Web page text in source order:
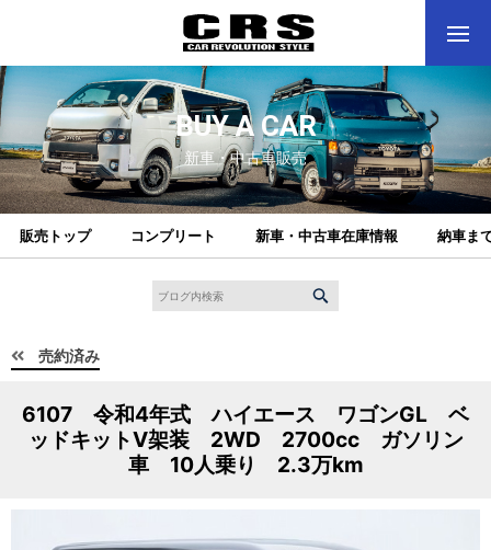
BUY A CAR
新車・中古車販売
販売トップ コンプリート 新車・中古車在庫情報 納車ま
売約済み
6107 令和4年式 ハイエース ワゴンGL ベ
ッドキットⅤ架装 2WD 2700cc ガソリン
車 10人乗り 2.3万km